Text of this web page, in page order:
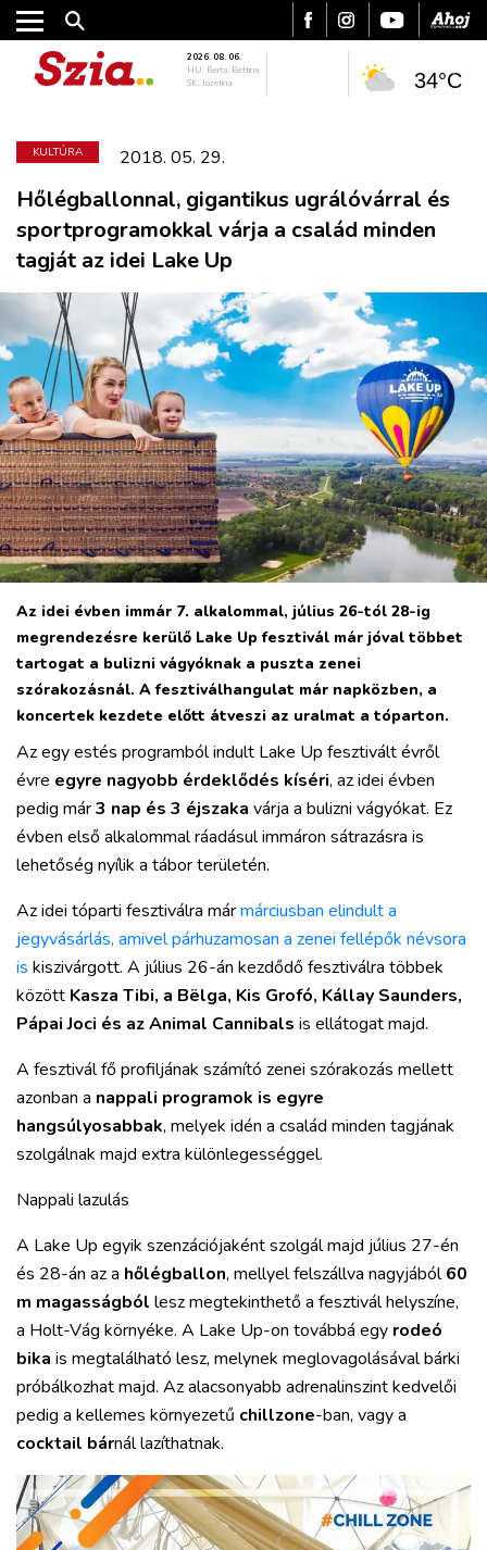
VÁROS
RÉGIÓ
KULTÚRA
2026. 08. 06.
HU: Berta, Bettina
SK: Jozefína
34°C
KULTÚRA 2018. 05. 29.
Hőlégballonnal, gigantikus ugrálóvárral és
sportprogramokkal várja a család minden
tagját az idei Lake Up
Az idei évben immár 7. alkalommal, július 26-tól 28-ig
megrendezésre kerülő Lake Up fesztivál már jóval többet
tartogat a bulizni vágyóknak a puszta zenei
szórakozásnál. A fesztiválhangulat már napközben, a
koncertek kezdete előtt átveszi az uralmat a tóparton.
Az egy estés programból indult Lake Up fesztivált évről
évre egyre nagyobb érdeklődés kíséri, az idei évben
pedig már3 nap és 3 éjszaka várja a bulizni vágyókat. Ez
évben első alkalommal ráadásul immáron sátrazásra is
lehetőség nyílik a tábor területén.
Az idei tóparti fesztiválra mármárciusban elindult a
jegyvásárlás, amivel párhuzamosan a zenei fellépők névsora
is kiszivárgott. A július 26-án kezdődő fesztiválra többek
között Kasza Tibi, a Bëlga, Kis Grofó, Kállay Saunders,
Pápai Joci és az Animal Cannibals is ellátogat majd.
A fesztivál fő profiljának számító zenei szórakozás mellett
azonban a nappali programok is egyre
hangsúlyosabbak, melyek idén a család minden tagjának
szolgálnak majd extra különlegességgel.
Nappali lazulás
A Lake Up egyik szenzációjaként szolgál majd július 27-én
és 28-án az a hőlégballon, mellyel felszállva nagyjából60
m magasságból lesz megtekinthető a fesztivál helyszíne,
a Holt-Vág környéke. A Lake Up-on továbbá egy rodeó
bika is megtalálható lesz, melynek meglovagolásával bárki
próbálkozhat majd. Az alacsonyabb adrenalinszint kedvelői
pedig a kellemes környezetű chillzone-ban, vagy a
cocktail bárnál lazíthatnak.